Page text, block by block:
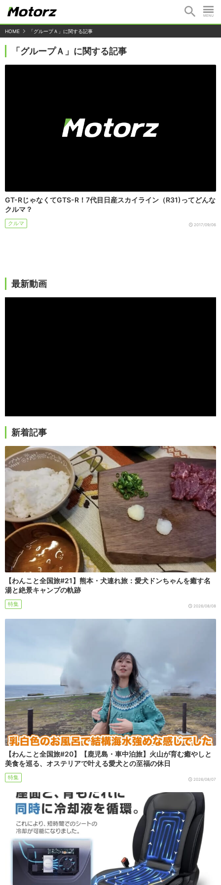
HOME 「グループＡ」に関する記事
「グループＡ」に関する記事
GT-RじゃなくてGTS-R！7代目日産スカイライン（R31)ってどんな
クルマ？
クルマ 2017/09/06
最新動画
新着記事
【わんこと全国旅#21】熊本・犬連れ旅：愛犬ドンちゃんを癒す名
湯と絶景キャンプの軌跡
特集 2026/08/08
【わんこと全国旅#20】【鹿児島・車中泊旅】火山が育む癒やしと
美食を巡る、オステリアで叶える愛犬との至福の休日
特集 2026/08/07